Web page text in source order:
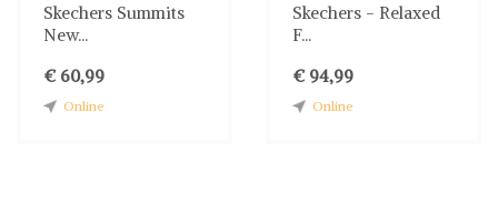
Skechers Summits
New...
€ 60,99
Online
Skechers - Relaxed
F...
€ 94,99
Online